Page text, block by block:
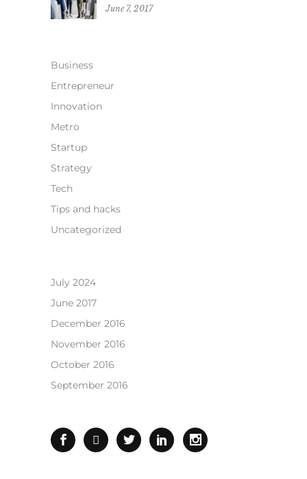
June 7, 2017
Business
Entrepreneur
Innovation
Metro
Startup
Strategy
Tech
Tips and hacks
Uncategorized
July 2024
June 2017
December 2016
November 2016
October 2016
September 2016